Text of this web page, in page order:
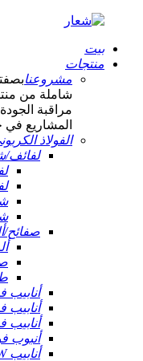
بيت
منتجات
مشروعنا
شاملة من
مراقبة
المشاريع في
الفولاذ
لفائف/
صفائح/
أنابيب
أنابيب
أنابيب
أنبوب
أنابيب LSAW